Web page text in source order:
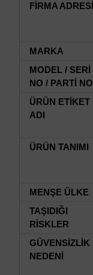
FİRMA ADRESİ
MARKA
MODEL / SERİ
NO / PARTİ NO
ÜRÜN ETİKET
ADI
ÜRÜN TANIMI
MENŞE ÜLKE
TAŞIDIĞI
RİSKLER
GÜVENSİZLİK
NEDENİ